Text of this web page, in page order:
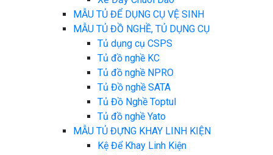
MẪU TỦ ĐỂ DỤNG CỤ VỆ SINH
MẪU TỦ ĐỒ NGHỀ, TỦ DỤNG CỤ
Tủ dụng cụ CSPS
Tủ đồ nghề KC
Tủ đồ nghề NPRO
Tủ Đồ nghề SATA
Tủ Đồ Nghề Toptul
Tủ đồ nghề Yato
MẪU TỦ ĐỰNG KHAY LINH KIỆN
Kệ Để Khay Linh Kiện